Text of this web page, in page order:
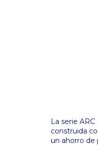
La serie
construida
un ahorro de